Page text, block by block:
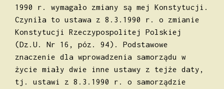
1990 r. wymagało zmiany są mej Konstytucji.
Czyniła to ustawa z 8.3.1990 r. o zmianie
Konstytucji Rzeczypospolitej Polskiej
(Dz.U. Nr 16, póz. 94). Podstawowe
znaczenie dla wprowadzenia samorządu w
życie miały dwie inne ustawy z tejże daty,
tj. ustawi z 8.3.1990 r. o samorządzie